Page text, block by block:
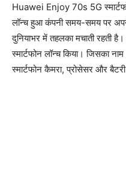
Huawei Enjoy 70s 5G
लॉन्च हुआ कंपनी समय-समय पर अपने
दुनियाभर में तहलका मचाती रहती
स्मार्टफोन लॉन्च किया। जिसका
स्मार्टफोन कैमरा, प्रोसेसर और